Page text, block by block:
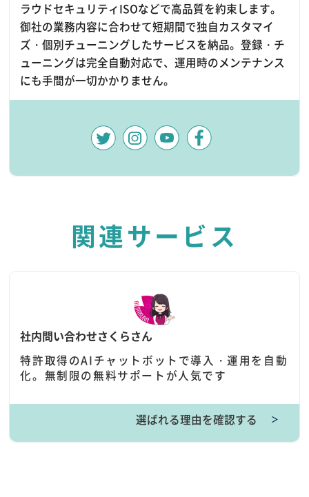
ラウドセキュリティISOなどで高品質を約束します。
御社の業務内容に合わせて短期間で独自カスタマイ
ズ・個別チューニングしたサービスを納品。登録・チ
ューニングは完全自動対応で、運用時のメンテナンス
にも手間が一切かかりません。
関連サービス
社内問い合わせさくらさん
特許取得のAIチャットボットで導入・運用を自動
化。無制限の無料サポートが人気です
選ばれる理由を確認する ＞